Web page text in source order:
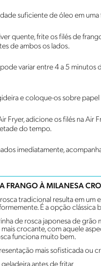
suficiente de óleo em
quente, frite os filés de
de ambos os lados.
variar entre 4 a 5 minutos
e coloque-os sobre
Fryer, adicione os filés na
do tempo.
imediatamente,
FRANGO À MILANESA
tradicional resulta em um
É a opção clássica
de rosca japonesa de grão
crocante, com aquele
funciona muito bem.
mais sofisticada ou